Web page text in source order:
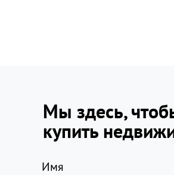
Мы здесь,
купить
Имя